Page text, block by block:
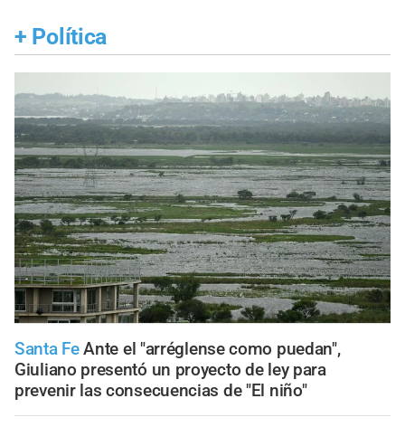
+ Política
Santa Fe Ante el "arréglense como puedan",
Giuliano presentó un proyecto de ley para
prevenir las consecuencias de "El niño"